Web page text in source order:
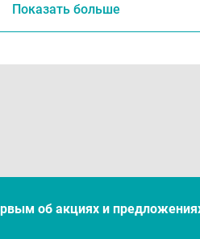
Храните резинку в сухом
Избегайте хранения в
Показать больше
об акцияx и